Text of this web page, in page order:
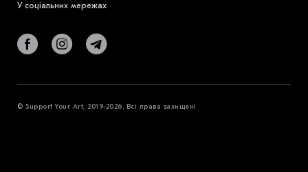
У соціальних мережах
© Support Your Art, 2019-2026. Всі права захищені